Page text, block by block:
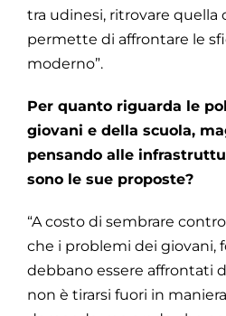
tra udinesi, ritrovare quella
permette di affrontare le
moderno”.
Per quanto riguarda le
giovani e della scuola,
pensando alle
sono le sue proposte?
“A costo di sembrare
che i problemi dei giovani,
debbano essere affrontati
non è tirarsi fuori in